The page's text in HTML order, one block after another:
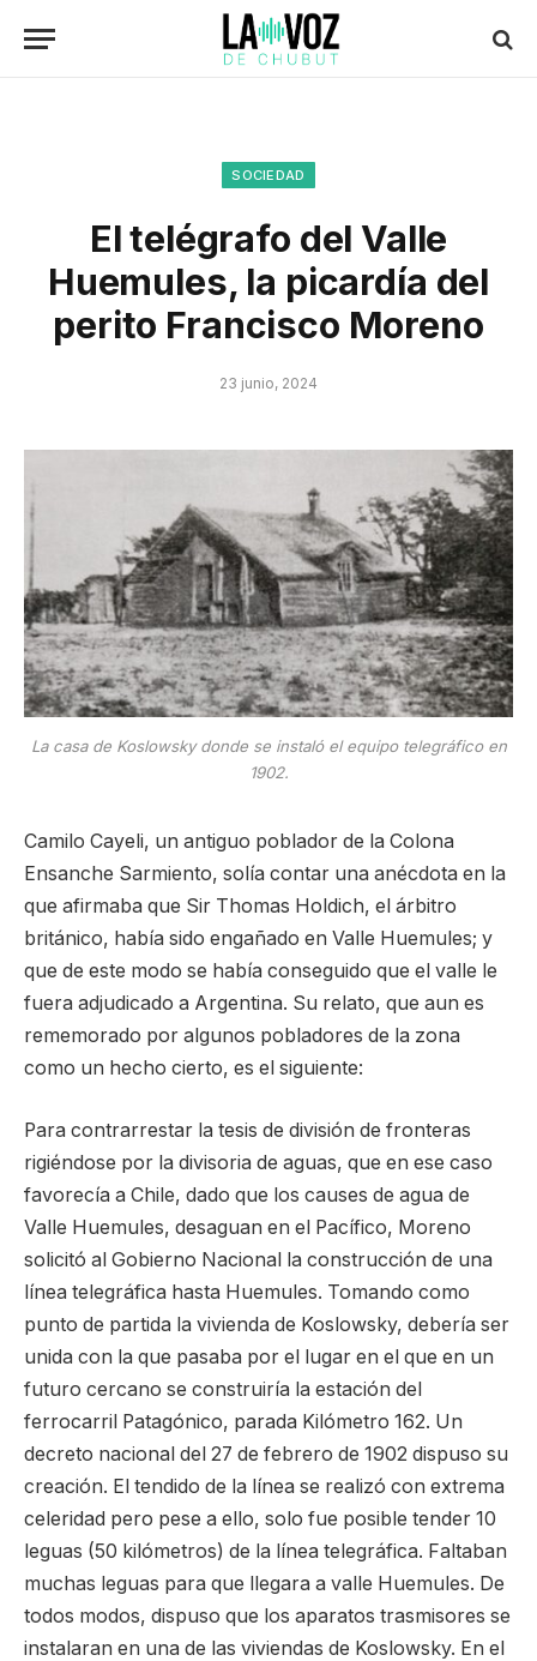
SOCIEDAD
El telégrafo del Valle
Huemules, la picardía del
perito Francisco Moreno
23 junio, 2024
La casa de Koslowsky donde se instaló el equipo telegráfico en
1902.
Camilo Cayeli, un antiguo poblador de la Colona
Ensanche Sarmiento, solía contar una anécdota en la
que afirmaba que Sir Thomas Holdich, el árbitro
británico, había sido engañado en Valle Huemules; y
que de este modo se había conseguido que el valle le
fuera adjudicado a Argentina. Su relato, que aun es
rememorado por algunos pobladores de la zona
como un hecho cierto, es el siguiente:
Para contrarrestar la tesis de división de fronteras
rigiéndose por la divisoria de aguas, que en ese caso
favorecía a Chile, dado que los causes de agua de
Valle Huemules, desaguan en el Pacífico, Moreno
solicitó al Gobierno Nacional la construcción de una
línea telegráfica hasta Huemules. Tomando como
punto de partida la vivienda de Koslowsky, debería ser
unida con la que pasaba por el lugar en el que en un
futuro cercano se construiría la estación del
ferrocarril Patagónico, parada Kilómetro 162. Un
decreto nacional del 27 de febrero de 1902 dispuso su
creación. El tendido de la línea se realizó con extrema
celeridad pero pese a ello, solo fue posible tender 10
leguas (50 kilómetros) de la línea telegráfica. Faltaban
muchas leguas para que llegara a valle Huemules. De
todos modos, dispuso que los aparatos trasmisores se
instalaran en una de las viviendas de Koslowsky. En el